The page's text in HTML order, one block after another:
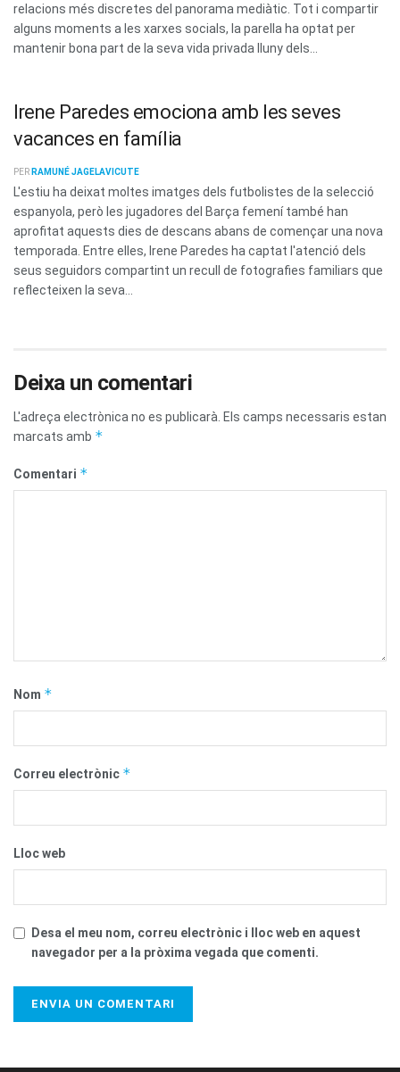
relacions més discretes del panorama mediàtic. Tot i compartir
alguns moments a les xarxes socials, la parella ha optat per
mantenir bona part de la seva vida privada lluny dels...
Irene Paredes emociona amb les seves
vacances en família
PER RAMUNÉ JAGELAVICUTE
L'estiu ha deixat moltes imatges dels futbolistes de la selecció
espanyola, però les jugadores del Barça femení també han
aprofitat aquests dies de descans abans de començar una nova
temporada. Entre elles, Irene Paredes ha captat l'atenció dels
seus seguidors compartint un recull de fotografies familiars que
reflecteixen la seva...
Deixa un comentari
L'adreça electrònica no es publicarà. Els camps necessaris estan
marcats amb *
Comentari *
Nom *
Correu electrònic *
Lloc web
Desa el meu nom, correu electrònic i lloc web en aquest
navegador per a la pròxima vegada que comenti.